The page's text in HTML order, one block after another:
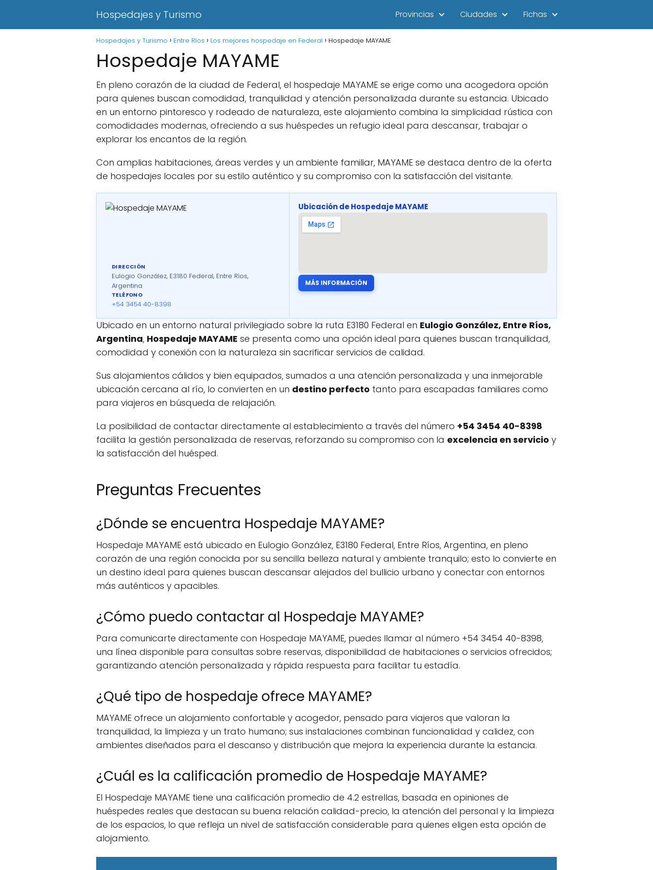
Hospedajes y Turismo Provincias Ciudades Fichas
Hospedajes y Turismo Entre Ríos Los mejores hospedaje en Federal Hospedaje MAYAME
Hospedaje MAYAME
En pleno corazón de la ciudad de Federal, el hospedaje MAYAME se erige como una acogedora opción
para quienes buscan comodidad, tranquilidad y atención personalizada durante su estancia. Ubicado
en un entorno pintoresco y rodeado de naturaleza, este alojamiento combina la simplicidad rústica con
comodidades modernas, ofreciendo a sus huéspedes un refugio ideal para descansar, trabajar o
explorar los encantos de la región.
Con amplias habitaciones, áreas verdes y un ambiente familiar, MAYAME se destaca dentro de la oferta
de hospedajes locales por su estilo auténtico y su compromiso con la satisfacción del visitante.
DIRECCIÓN
Eulogio González, E3180 Federal, Entre Ríos,
Argentina
TELÉFONO
+54 3454 40-8398
Ubicación de Hospedaje MAYAME
MÁS INFORMACIÓN
Ubicado en un entorno natural privilegiado sobre la ruta E3180 Federal en Eulogio González, Entre Ríos,
Argentina, Hospedaje MAYAME se presenta como una opción ideal para quienes buscan tranquilidad,
comodidad y conexión con la naturaleza sin sacrificar servicios de calidad.
Sus alojamientos cálidos y bien equipados, sumados a una atención personalizada y una inmejorable
ubicación cercana al río, lo convierten en un destino perfecto tanto para escapadas familiares como
para viajeros en búsqueda de relajación.
La posibilidad de contactar directamente al establecimiento a través del número +54 3454 40-8398
facilita la gestión personalizada de reservas, reforzando su compromiso con la excelencia en servicio y
la satisfacción del huésped.
Preguntas Frecuentes
¿Dónde se encuentra Hospedaje MAYAME?
Hospedaje MAYAME está ubicado en Eulogio González, E3180 Federal, Entre Ríos, Argentina, en pleno
corazón de una región conocida por su sencilla belleza natural y ambiente tranquilo; esto lo convierte en
un destino ideal para quienes buscan descansar alejados del bullicio urbano y conectar con entornos
más auténticos y apacibles.
¿Cómo puedo contactar al Hospedaje MAYAME?
Para comunicarte directamente con Hospedaje MAYAME, puedes llamar al número +54 3454 40-8398,
una línea disponible para consultas sobre reservas, disponibilidad de habitaciones o servicios ofrecidos;
garantizando atención personalizada y rápida respuesta para facilitar tu estadía.
¿Qué tipo de hospedaje ofrece MAYAME?
MAYAME ofrece un alojamiento confortable y acogedor, pensado para viajeros que valoran la
tranquilidad, la limpieza y un trato humano; sus instalaciones combinan funcionalidad y calidez, con
ambientes diseñados para el descanso y distribución que mejora la experiencia durante la estancia.
¿Cuál es la calificación promedio de Hospedaje MAYAME?
El Hospedaje MAYAME tiene una calificación promedio de 4.2 estrellas, basada en opiniones de
huéspedes reales que destacan su buena relación calidad-precio, la atención del personal y la limpieza
de los espacios, lo que refleja un nivel de satisfacción considerable para quienes eligen esta opción de
alojamiento.